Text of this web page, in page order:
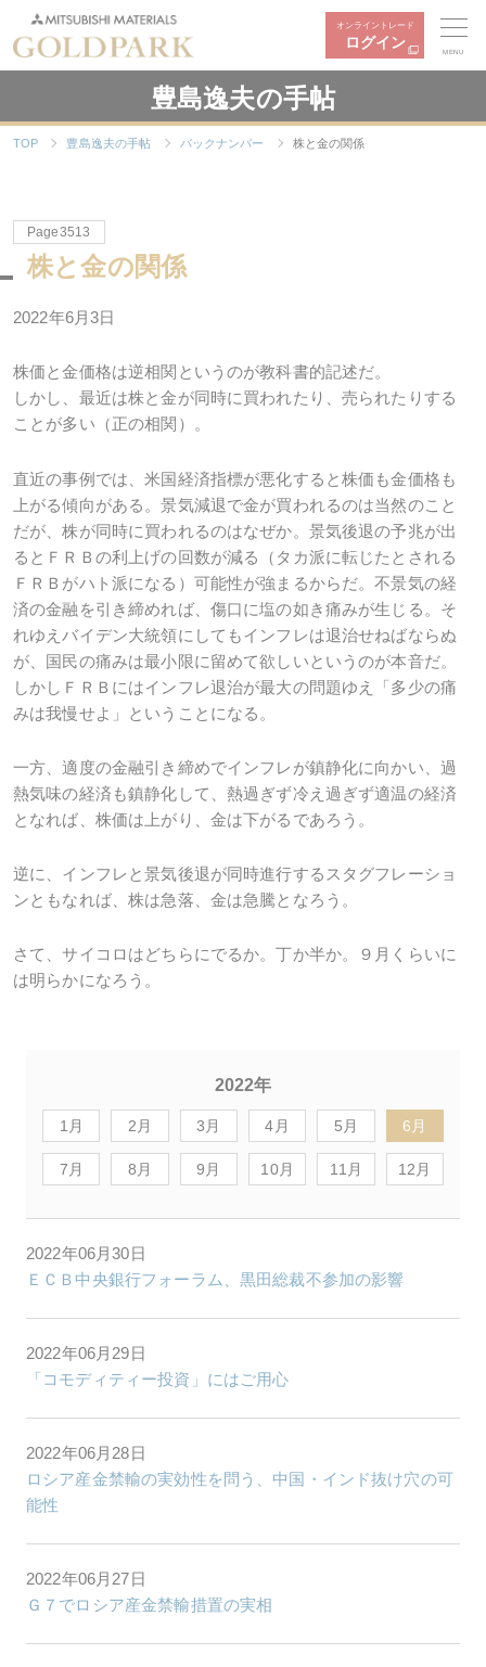
オンライントレード
ログイン
MENU
豊島逸夫の手帖
TOP 豊島逸夫の手帖 バックナンバー 株と金の関係
Page3513
株と金の関係
2022年6月3日
株価と金価格は逆相関というのが教科書的記述だ。
しかし、最近は株と金が同時に買われたり、売られたりする
ことが多い（正の相関）。
直近の事例では、米国経済指標が悪化すると株価も金価格も
上がる傾向がある。景気減退で金が買われるのは当然のこと
だが、株が同時に買われるのはなぜか。景気後退の予兆が出
るとＦＲＢの利上げの回数が減る（タカ派に転じたとされる
ＦＲＢがハト派になる）可能性が強まるからだ。不景気の経
済の金融を引き締めれば、傷口に塩の如き痛みが生じる。そ
れゆえバイデン大統領にしてもインフレは退治せねばならぬ
が、国民の痛みは最小限に留めて欲しいというのが本音だ。
しかしＦＲＢにはインフレ退治が最大の問題ゆえ「多少の痛
みは我慢せよ」ということになる。
一方、適度の金融引き締めでインフレが鎮静化に向かい、過
熱気味の経済も鎮静化して、熱過ぎず冷え過ぎず適温の経済
となれば、株価は上がり、金は下がるであろう。
逆に、インフレと景気後退が同時進行するスタグフレーショ
ンともなれば、株は急落、金は急騰となろう。
さて、サイコロはどちらにでるか。丁か半か。９月くらいに
は明らかになろう。
2022年
1月 2月 3月 4月 5月 6月
7月 8月 9月 10月 11月 12月
2022年06月30日
ＥＣＢ中央銀行フォーラム、黒田総裁不参加の影響
2022年06月29日
「コモディティー投資」にはご用心
2022年06月28日
ロシア産金禁輸の実効性を問う、中国・インド抜け穴の可
能性
2022年06月27日
Ｇ７でロシア産金禁輸措置の実相